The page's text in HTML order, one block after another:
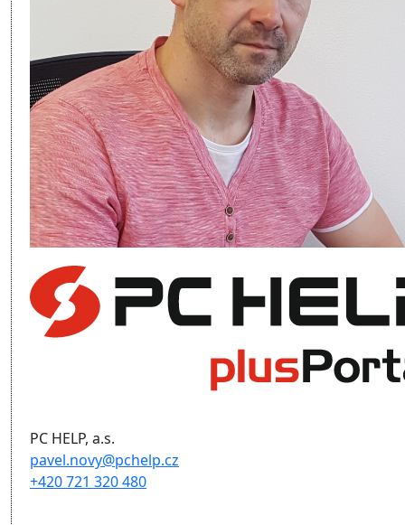
PC HELP, a.s.
pavel.novy@pchelp.cz
+420 721 320 480